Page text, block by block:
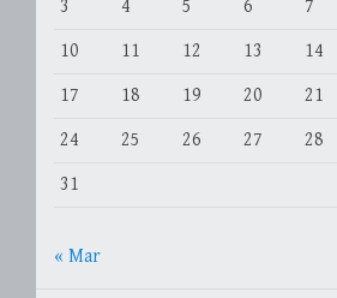
3
4 5 6 7
10
11 12 13 14
17
18 19 20 21
24
25 26 27 28
31
« Mar